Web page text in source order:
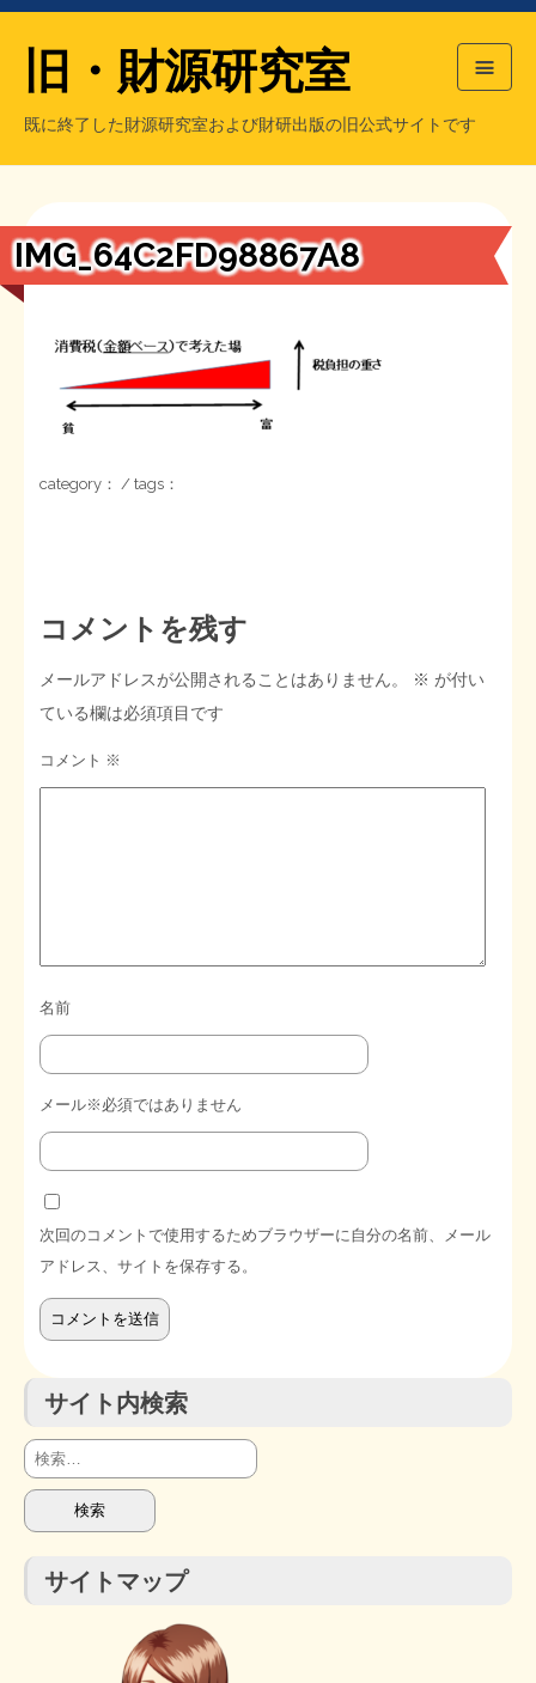
【国の、本当の】財源チラシ／旧・財源研究室
もっと知りたい方へ
たかの経世済民イラスト集
用語集
旧・財源研究室
既に終了した財源研究室および財研出版の旧公式サイトです
旧・財源研究室について
チラシ発行部数
旧・財研出版について
IMG_64C2FD98867A8
category： / tags：
コメントを残す
メールアドレスが公開されることはありません。 ※ が付い
ている欄は必須項目です
コメント ※
名前
メール※必須ではありません
次回のコメントで使用するためブラウザーに自分の名前、メール
アドレス、サイトを保存する。
サイト内検索
検
索:
サイトマップ